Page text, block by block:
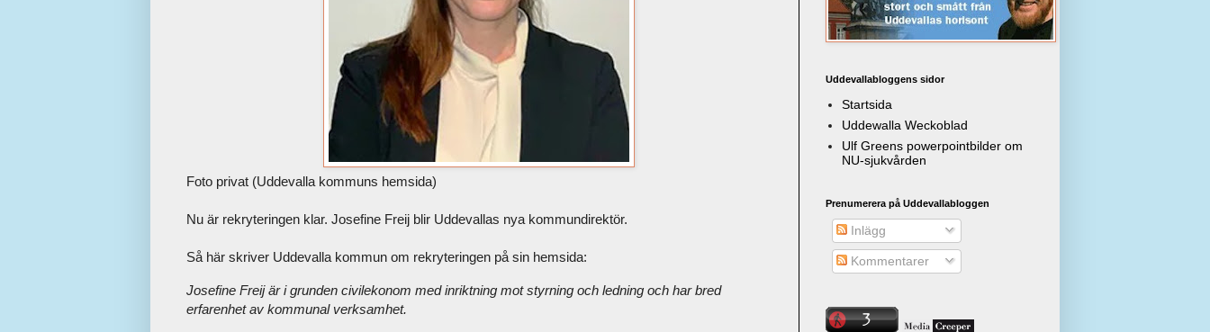
Foto privat (Uddevalla kommuns hemsida)
Nu är rekryteringen klar. Josefine Freij blir Uddevallas nya kommundirektör.
Så här skriver Uddevalla kommun om rekryteringen på sin hemsida:
Josefine Freij är i grunden civilekonom med inriktning mot styrning och ledning och har bred
erfarenhet av kommunal verksamhet.
Uddevallabloggens sidor
Startsida
Uddewalla Weckoblad
Ulf Greens powerpointbilder om
NU-sjukvården
Prenumerera på Uddevallabloggen
Inlägg
Kommentarer